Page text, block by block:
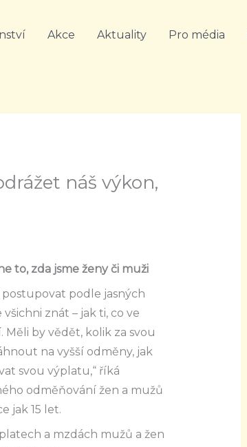
Akce Aktuality Pro média
náš výkon,
to, zda jsme ženy či muži
podle jasných
znát – jak ti, co ve
by vědět, kolik za svou
na vyšší odměny, jak
svou výplatu,“ říká
odměňování žen a mužů
jak 15 let.
a mzdách mužů a žen